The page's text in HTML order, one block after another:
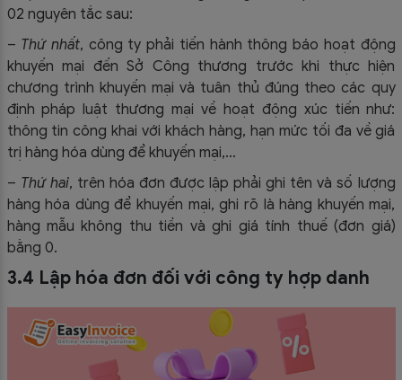
02 nguyên tắc sau:
– Thứ nhất, công ty phải tiến hành thông báo hoạt động
khuyến mại đến Sở Công thương trước khi thực hiện
chương trình khuyến mại và tuân thủ đúng theo các quy
định pháp luật thương mại về hoạt động xúc tiến như:
thông tin công khai với khách hàng, hạn mức tối đa về giá
trị hàng hóa dùng để khuyến mại,…
– Thứ hai, trên hóa đơn được lập phải ghi tên và số lượng
hàng hóa dùng để khuyến mại, ghi rõ là hàng khuyến mại,
hàng mẫu không thu tiền và ghi giá tính thuế (đơn giá)
bằng 0.
3.4 Lập hóa đơn đối với công ty hợp danh